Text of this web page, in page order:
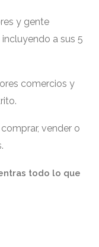
y gente
a sus 5
comercios y
vender o
todo lo que